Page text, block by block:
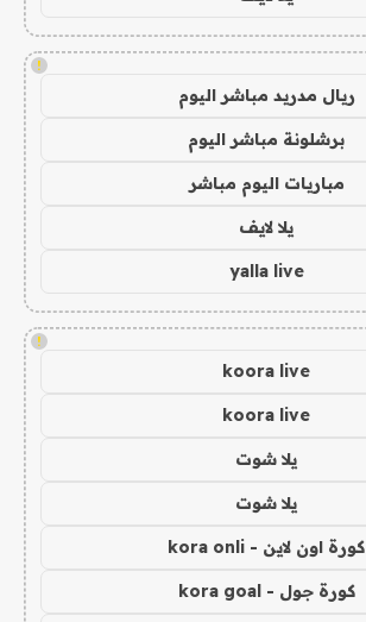
!
ريال مدريد مباشر اليوم
برشلونة مباشر اليوم
مباريات اليوم مباشر
يلا لايف
yalla live
!
koora live
koora live
يلا شوت
يلا شوت
كورة اون لاين - kora onli
كورة جول - kora goal